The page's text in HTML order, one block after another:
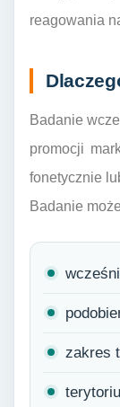
reagowania
Badanie
promocji
fonetycznie
Badanie
zakres